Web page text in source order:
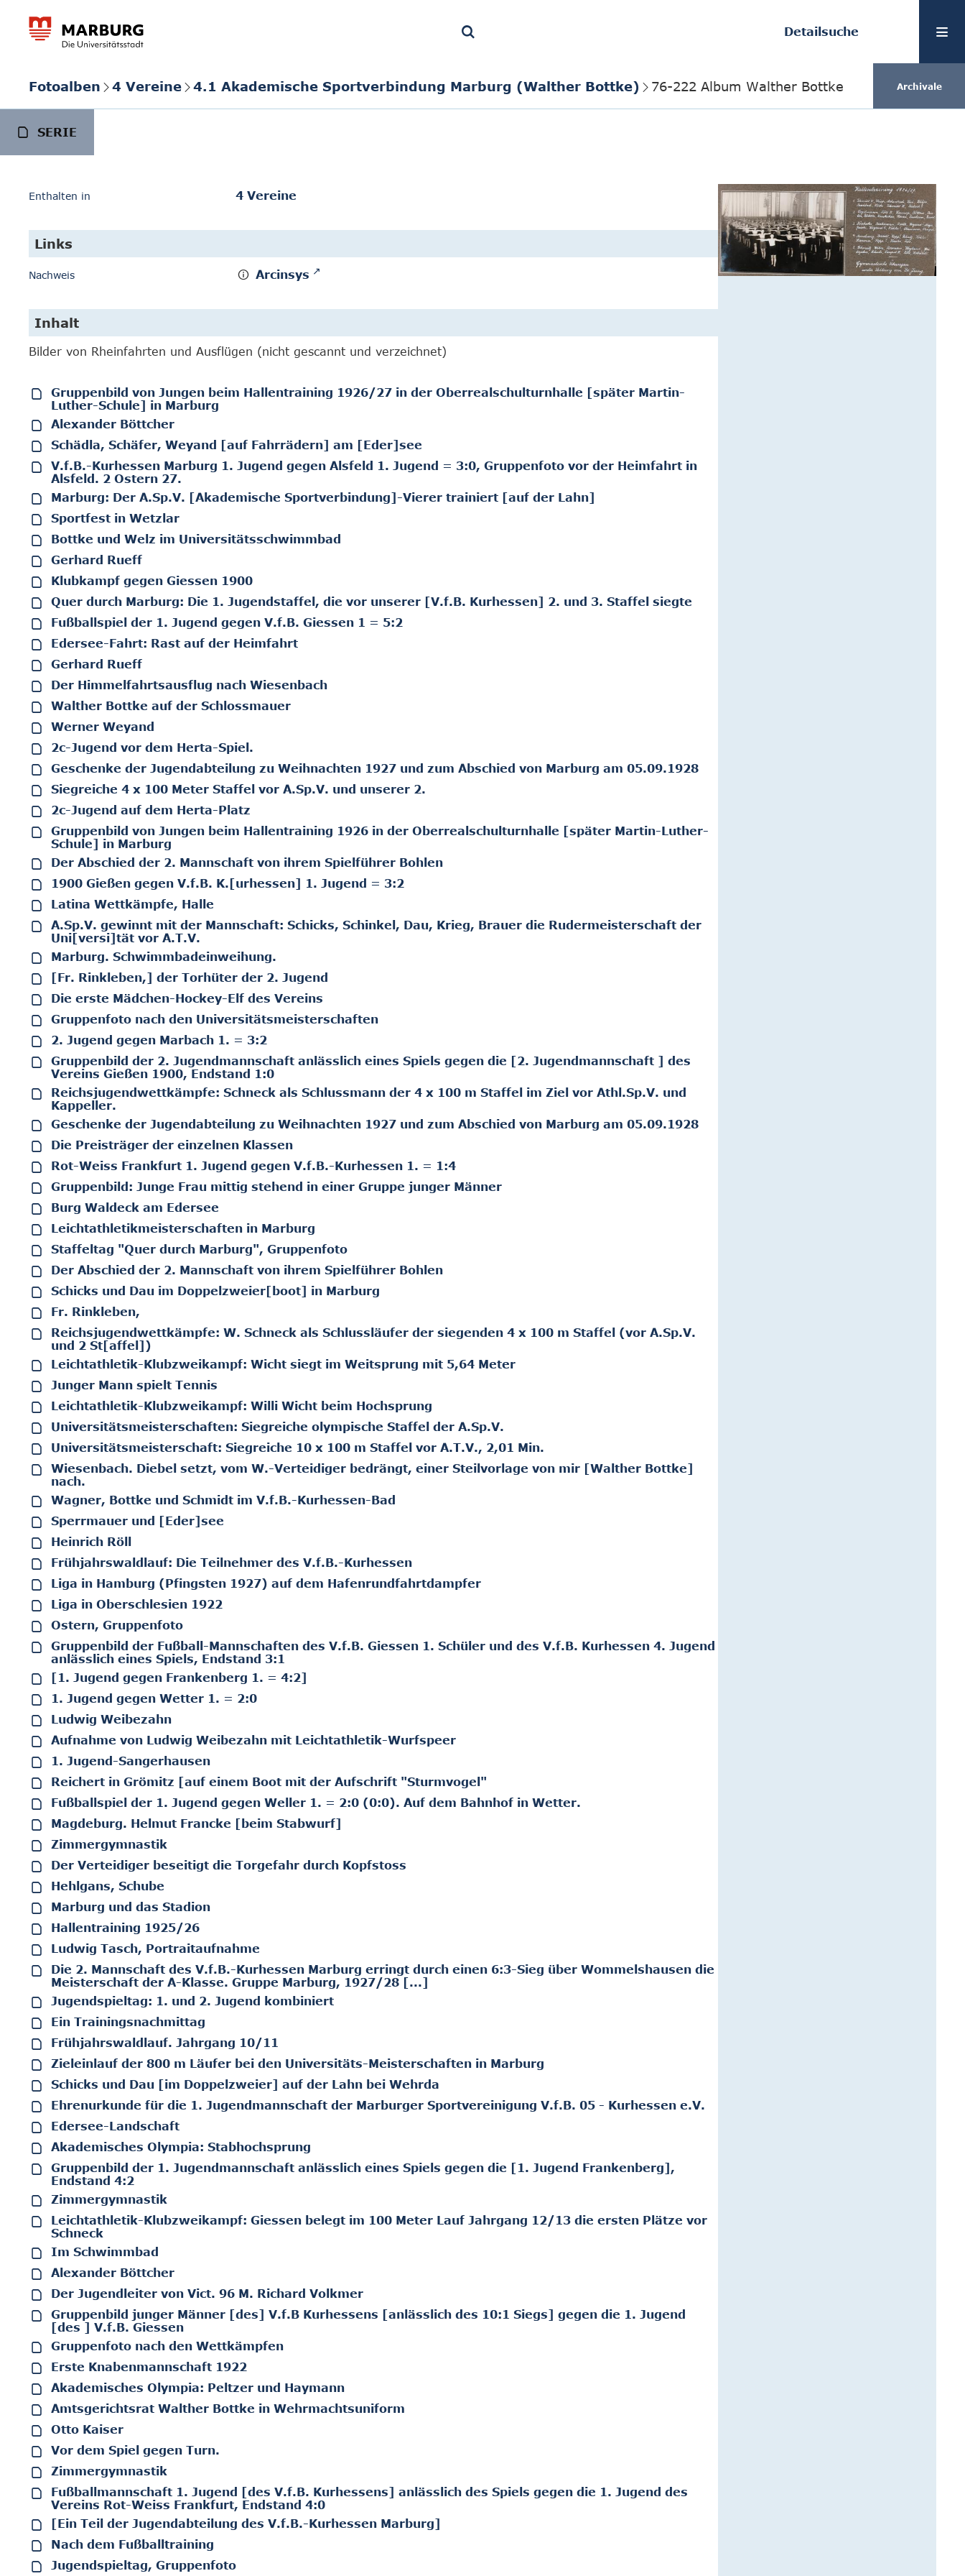
Detailsuche
Fotoalben 4 Vereine 4.1 Akademische Sportverbindung Marburg (Walther Bottke) 76-222 Album Walther Bottke Archivale
SERIE
Enthalten in 4 Vereine
Links
Nachweis Arcinsys
Inhalt
Bilder von Rheinfahrten und Ausflügen (nicht gescannt und verzeichnet)
Gruppenbild von Jungen beim Hallentraining 1926/27 in der Oberrealschulturnhalle [später Martin-
Luther-Schule] in Marburg
Alexander Böttcher
Schädla, Schäfer, Weyand [auf Fahrrädern] am [Eder]see
V.f.B.-Kurhessen Marburg 1. Jugend gegen Alsfeld 1. Jugend = 3:0, Gruppenfoto vor der Heimfahrt in
Alsfeld. 2 Ostern 27.
Marburg: Der A.Sp.V. [Akademische Sportverbindung]-Vierer trainiert [auf der Lahn]
Sportfest in Wetzlar
Bottke und Welz im Universitätsschwimmbad
Gerhard Rueff
Klubkampf gegen Giessen 1900
Quer durch Marburg: Die 1. Jugendstaffel, die vor unserer [V.f.B. Kurhessen] 2. und 3. Staffel siegte
Fußballspiel der 1. Jugend gegen V.f.B. Giessen 1 = 5:2
Edersee-Fahrt: Rast auf der Heimfahrt
Gerhard Rueff
Der Himmelfahrtsausflug nach Wiesenbach
Walther Bottke auf der Schlossmauer
Werner Weyand
2c-Jugend vor dem Herta-Spiel.
Geschenke der Jugendabteilung zu Weihnachten 1927 und zum Abschied von Marburg am 05.09.1928
Siegreiche 4 x 100 Meter Staffel vor A.Sp.V. und unserer 2.
2c-Jugend auf dem Herta-Platz
Gruppenbild von Jungen beim Hallentraining 1926 in der Oberrealschulturnhalle [später Martin-Luther-
Schule] in Marburg
Der Abschied der 2. Mannschaft von ihrem Spielführer Bohlen
1900 Gießen gegen V.f.B. K.[urhessen] 1. Jugend = 3:2
Latina Wettkämpfe, Halle
A.Sp.V. gewinnt mit der Mannschaft: Schicks, Schinkel, Dau, Krieg, Brauer die Rudermeisterschaft der
Uni[versi]tät vor A.T.V.
Marburg. Schwimmbadeinweihung.
[Fr. Rinkleben,] der Torhüter der 2. Jugend
Die erste Mädchen-Hockey-Elf des Vereins
Gruppenfoto nach den Universitätsmeisterschaften
2. Jugend gegen Marbach 1. = 3:2
Gruppenbild der 2. Jugendmannschaft anlässlich eines Spiels gegen die [2. Jugendmannschaft ] des
Vereins Gießen 1900, Endstand 1:0
Reichsjugendwettkämpfe: Schneck als Schlussmann der 4 x 100 m Staffel im Ziel vor Athl.Sp.V. und
Kappeller.
Geschenke der Jugendabteilung zu Weihnachten 1927 und zum Abschied von Marburg am 05.09.1928
Die Preisträger der einzelnen Klassen
Rot-Weiss Frankfurt 1. Jugend gegen V.f.B.-Kurhessen 1. = 1:4
Gruppenbild: Junge Frau mittig stehend in einer Gruppe junger Männer
Burg Waldeck am Edersee
Leichtathletikmeisterschaften in Marburg
Staffeltag "Quer durch Marburg", Gruppenfoto
Der Abschied der 2. Mannschaft von ihrem Spielführer Bohlen
Schicks und Dau im Doppelzweier[boot] in Marburg
Fr. Rinkleben,
Reichsjugendwettkämpfe: W. Schneck als Schlussläufer der siegenden 4 x 100 m Staffel (vor A.Sp.V.
und 2 St[affel])
Leichtathletik-Klubzweikampf: Wicht siegt im Weitsprung mit 5,64 Meter
Junger Mann spielt Tennis
Leichtathletik-Klubzweikampf: Willi Wicht beim Hochsprung
Universitätsmeisterschaften: Siegreiche olympische Staffel der A.Sp.V.
Universitätsmeisterschaft: Siegreiche 10 x 100 m Staffel vor A.T.V., 2,01 Min.
Wiesenbach. Diebel setzt, vom W.-Verteidiger bedrängt, einer Steilvorlage von mir [Walther Bottke]
nach.
Wagner, Bottke und Schmidt im V.f.B.-Kurhessen-Bad
Sperrmauer und [Eder]see
Heinrich Röll
Frühjahrswaldlauf: Die Teilnehmer des V.f.B.-Kurhessen
Liga in Hamburg (Pfingsten 1927) auf dem Hafenrundfahrtdampfer
Liga in Oberschlesien 1922
Ostern, Gruppenfoto
Gruppenbild der Fußball-Mannschaften des V.f.B. Giessen 1. Schüler und des V.f.B. Kurhessen 4. Jugend
anlässlich eines Spiels, Endstand 3:1
[1. Jugend gegen Frankenberg 1. = 4:2]
1. Jugend gegen Wetter 1. = 2:0
Ludwig Weibezahn
Aufnahme von Ludwig Weibezahn mit Leichtathletik-Wurfspeer
1. Jugend-Sangerhausen
Reichert in Grömitz [auf einem Boot mit der Aufschrift "Sturmvogel"
Fußballspiel der 1. Jugend gegen Weller 1. = 2:0 (0:0). Auf dem Bahnhof in Wetter.
Magdeburg. Helmut Francke [beim Stabwurf]
Zimmergymnastik
Der Verteidiger beseitigt die Torgefahr durch Kopfstoss
Hehlgans, Schube
Marburg und das Stadion
Hallentraining 1925/26
Ludwig Tasch, Portraitaufnahme
Die 2. Mannschaft des V.f.B.-Kurhessen Marburg erringt durch einen 6:3-Sieg über Wommelshausen die
Meisterschaft der A-Klasse. Gruppe Marburg, 1927/28 [...]
Jugendspieltag: 1. und 2. Jugend kombiniert
Ein Trainingsnachmittag
Frühjahrswaldlauf. Jahrgang 10/11
Zieleinlauf der 800 m Läufer bei den Universitäts-Meisterschaften in Marburg
Schicks und Dau [im Doppelzweier] auf der Lahn bei Wehrda
Ehrenurkunde für die 1. Jugendmannschaft der Marburger Sportvereinigung V.f.B. 05 - Kurhessen e.V.
Edersee-Landschaft
Akademisches Olympia: Stabhochsprung
Gruppenbild der 1. Jugendmannschaft anlässlich eines Spiels gegen die [1. Jugend Frankenberg],
Endstand 4:2
Zimmergymnastik
Leichtathletik-Klubzweikampf: Giessen belegt im 100 Meter Lauf Jahrgang 12/13 die ersten Plätze vor
Schneck
Im Schwimmbad
Alexander Böttcher
Der Jugendleiter von Vict. 96 M. Richard Volkmer
Gruppenbild junger Männer [des] V.f.B Kurhessens [anlässlich des 10:1 Siegs] gegen die 1. Jugend
[des ] V.f.B. Giessen
Gruppenfoto nach den Wettkämpfen
Erste Knabenmannschaft 1922
Akademisches Olympia: Peltzer und Haymann
Amtsgerichtsrat Walther Bottke in Wehrmachtsuniform
Otto Kaiser
Vor dem Spiel gegen Turn.
Zimmergymnastik
Fußballmannschaft 1. Jugend [des V.f.B. Kurhessens] anlässlich des Spiels gegen die 1. Jugend des
Vereins Rot-Weiss Frankfurt, Endstand 4:0
[Ein Teil der Jugendabteilung des V.f.B.-Kurhessen Marburg]
Nach dem Fußballtraining
Jugendspieltag, Gruppenfoto